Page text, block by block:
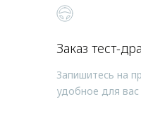
Заказ тест-
Запишитесь на
удобное для